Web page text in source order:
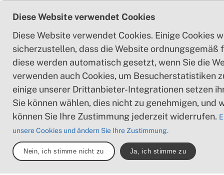
Diese Website verwendet Cookies
Diese Website verwendet Cookies. Einige Cookies
sicherzustellen, dass die Website ordnungsgemäß
diese werden automatisch gesetzt, wenn Sie die
verwenden auch Cookies, um Besucherstatistiken
einige unserer Drittanbieter-Integrationen setzen
Sie können wählen, dies nicht zu genehmigen, und
können Sie Ihre Zustimmung jederzeit widerrufen.
unsere Cookies und ändern Sie Ihre Zustimmung.
Nein, ich stimme nicht zu Ja, ich stimme zu